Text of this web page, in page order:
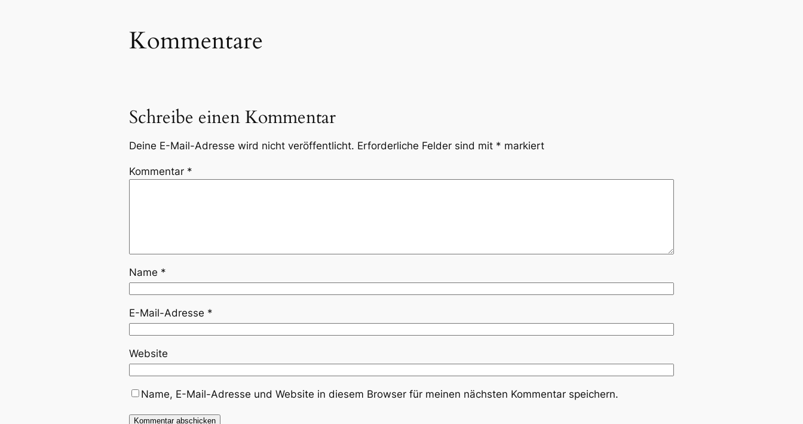
Kommentare
Schreibe einen Kommentar
Deine E-Mail-Adresse wird nicht veröffentlicht. Erforderliche Felder sind mit * markiert
Kommentar *
Name *
E-Mail-Adresse *
Website
Name, E-Mail-Adresse und Website in diesem Browser für meinen nächsten Kommentar speichern.